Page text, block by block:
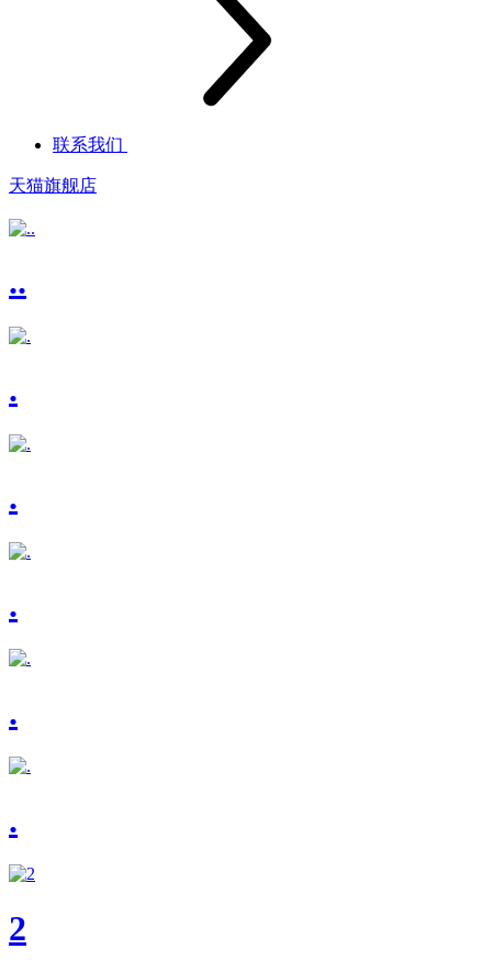
联系我们
天猫旗舰店
..
.
.
.
.
.
2